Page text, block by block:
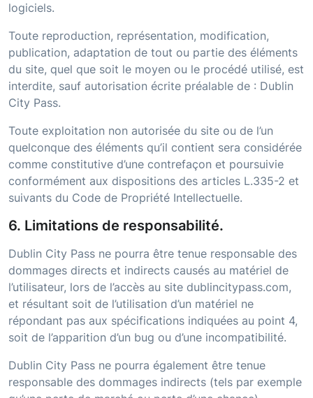
logiciels.
Toute reproduction, représentation, modification,
publication, adaptation de tout ou partie des éléments
du site, quel que soit le moyen ou le procédé utilisé, est
interdite, sauf autorisation écrite préalable de : Dublin
City Pass.
Toute exploitation non autorisée du site ou de l’un
quelconque des éléments qu’il contient sera considérée
comme constitutive d’une contrefaçon et poursuivie
conformément aux dispositions des articles L.335-2 et
suivants du Code de Propriété Intellectuelle.
6. Limitations de responsabilité.
Dublin City Pass ne pourra être tenue responsable des
dommages directs et indirects causés au matériel de
l’utilisateur, lors de l’accès au site dublincitypass.com,
et résultant soit de l’utilisation d’un matériel ne
répondant pas aux spécifications indiquées au point 4,
soit de l’apparition d’un bug ou d’une incompatibilité.
Dublin City Pass ne pourra également être tenue
responsable des dommages indirects (tels par exemple